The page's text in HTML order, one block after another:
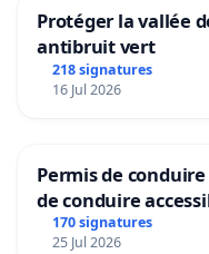
Protéger la vallée
antibruit vert
218 signatures
16 Jul 2026
Permis de
de conduire
Bruxelles
170 signatures
25 Jul 2026